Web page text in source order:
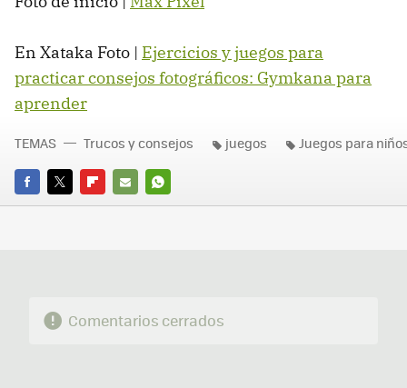
En Xataka Foto | Ejercicios y juegos para
practicar consejos fotográficos: Gymkana para
aprender
FACEBOOK
TWITTERFLIPBOARD
E-
WHATSAPP
TEMAS Trucos y consejos juegos Juegos para
Comentarios cerrados